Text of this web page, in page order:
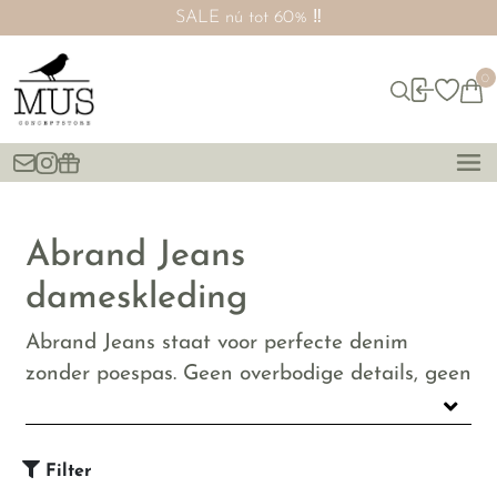
SALE nú tot 60% ‼️
0
Abrand Jeans
dameskleding
Abrand Jeans staat voor perfecte denim
zonder poespas. Geen overbodige details, geen
Bij MUS verkopen we Abrand omdat het
Filter